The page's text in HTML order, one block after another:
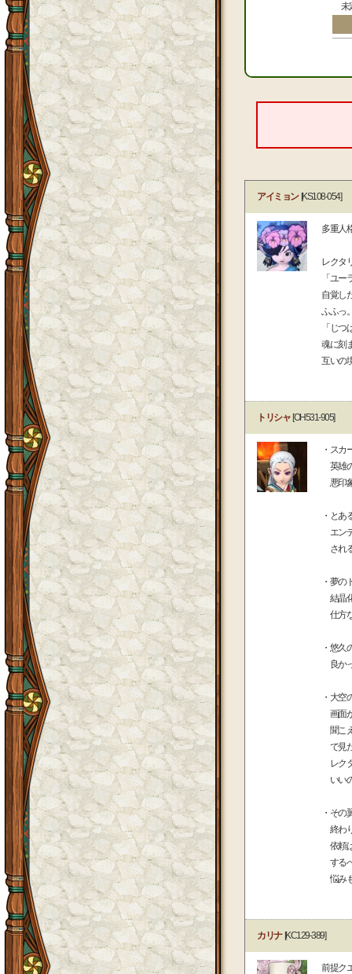
未
アイミョン[KS108-054]
多重人
レクタ
「ユ
自覚し
ふふっ
「じ
魂に刻
互いの
トリシャ[OH531-905]
・ス
英雄
悪印
・とあ
エン
され
・夢の
結晶
仕方
・悠久
良か
・大空
画面
聞こ
で見
レク
いい
・その
終わ
依頼
する
悩み
カリナ[KC129-389]
前提ク